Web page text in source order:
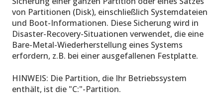
von Partitionen (Disk), einschließlich Systemdateien
und Boot-Informationen. Diese Sicherung wird in
Disaster-Recovery-Situationen verwendet, die eine
Bare-Metal-Wiederherstellung eines Systems
erfordern, z.B. bei einer ausgefallenen Festplatte.
HINWEIS: Die Partition, die Ihr Betriebssystem
enthält, ist die "C:"-Partition.